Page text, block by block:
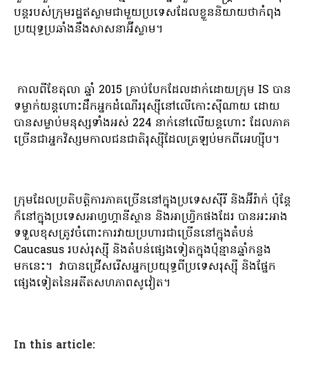
បន្តរបស់ក្រុមរដ្ឋឥស្លាមជាមួយប្រទេសដែលខ្លួននិយាយថាកំពុង
ប្រយុទ្ធប្រឆាំងនឹងសាសនាអ៊ីស្លាម។
កាលពីខែតុលា ឆ្នាំ 2015 គ្រាប់បែកដែលដាក់ដោយក្រុម IS បាន
ទម្លាក់យន្តហោះដឹកអ្នកដំណើររុស្ស៊ីនៅលើកោះស៊ីណាយ ដោយ
បានសម្លាប់មនុស្សទាំងអស់ 224 នាក់នៅលើយន្តហោះ ដែលភាគ
ច្រើនជាអ្នកវិស្សមកាលជនជាតិរុស្ស៊ីដែលត្រឡប់មកពីអេហ្ស៊ីប។
ក្រុមដែលប្រតិបត្តិការភាគច្រើននៅក្នុងប្រទេសស៊ីរី និងអ៊ីរ៉ាក់ ប៉ុន្តែ
ក៏នៅក្នុងប្រទេសអាហ្វហ្គានីស្ថាន និងអាហ្រ្វិកផងដែរ បានអះអាង
ទទួលខុសត្រូវចំពោះការវាយប្រហារជាច្រើននៅក្នុងតំបន់
Caucasus របស់រុស្ស៊ី និងតំបន់ផ្សេងទៀតក្នុងប៉ុន្មានឆ្នាំកន្លង
មកនេះ។ វាបានជ្រើសរើសអ្នកប្រយុទ្ធពីប្រទេសរុស្ស៊ី និងផ្នែក
ផ្សេងទៀតនៃអតីតសហភាពសូវៀត។
In this article: